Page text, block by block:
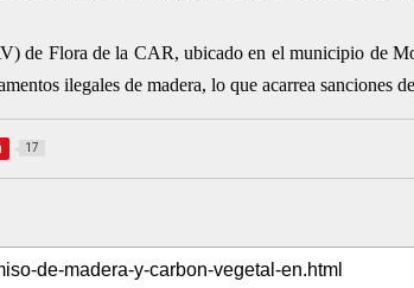
de Flora de la CAR, ubicado en el municipio de
ilegales de madera, lo que acarrea sanciones
17